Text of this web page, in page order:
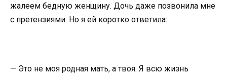
жалеем бедную женщину. Дочь даже позвонила мне
с претензиями. Но я ей коротко ответила:
— Это не моя родная мать, а твоя. Я всю жизнь